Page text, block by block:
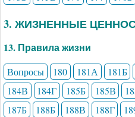
3. ЖИЗНЕННЫЕ
13. Правила жизни
Вопросы 180 181А 181Б
184В
184Г 185Б 185В
187Б
188Б 188В 188Г